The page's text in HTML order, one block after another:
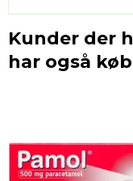
Kunder der
har også